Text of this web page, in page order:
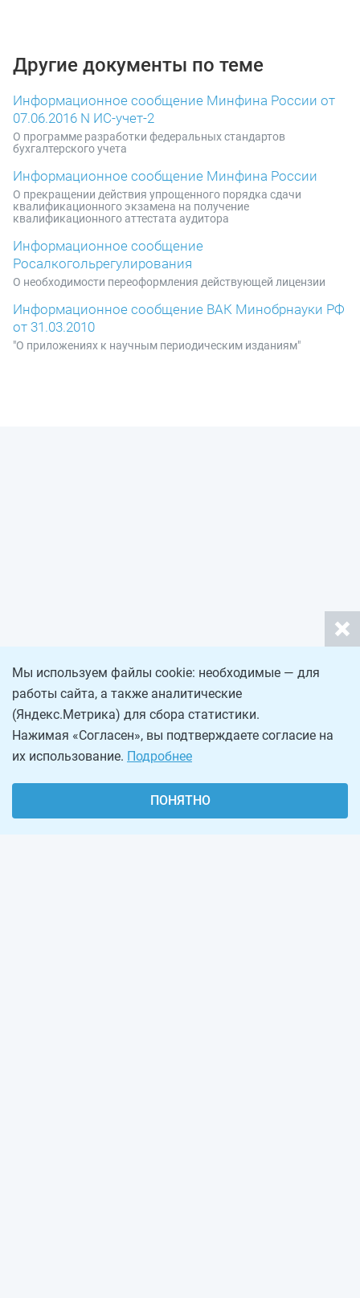
Другие документы по теме
Информационное сообщение Минфина России от
07.06.2016 N ИС-учет-2
О программе разработки федеральных стандартов
бухгалтерского учета
Информационное сообщение Минфина России
О прекращении действия упрощенного порядка сдачи
квалификационного экзамена на получение
квалификационного аттестата аудитора
Информационное сообщение
Росалкогольрегулирования
О необходимости переоформления действующей лицензии
Информационное сообщение ВАК Минобрнауки РФ
от 31.03.2010
"О приложениях к научным периодическим изданиям"
Мы используем файлы cookie: необходимые — для
работы сайта, а также аналитические
(Яндекс.Метрика) для сбора статистики.
Нажимая «Согласен», вы подтверждаете согласие на
их использование. Подробнее
ПОНЯТНО